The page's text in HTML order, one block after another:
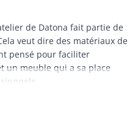
de Datona fait partie de
veut dire des matériaux de
pensé pour faciliter
un meuble qui a sa place